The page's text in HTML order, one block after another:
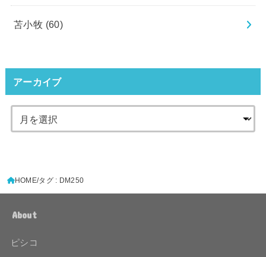
苫小牧 (60)
アーカイブ
HOME タグ : DM250
About
ピシコ